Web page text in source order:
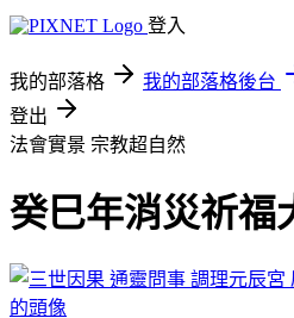
登入
我的部落格 我的部落格後台
登出
法會實景 宗教超自然
癸巳年消災祈福